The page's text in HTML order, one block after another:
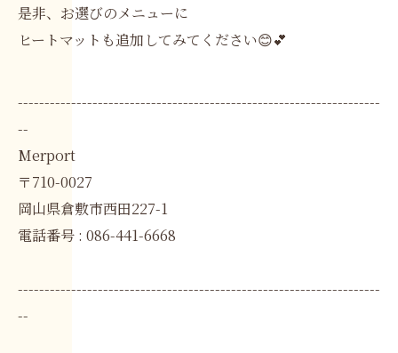
是非、お選びのメニューに
ヒートマットも追加してみてください😊💕
--------------------------------------------------------------------
--
Merport
〒710-0027
岡山県倉敷市西田227-1
電話番号 : 086-441-6668
--------------------------------------------------------------------
--